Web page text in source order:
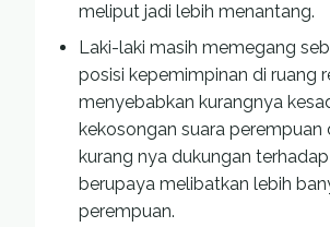
meliput jadi lebih menantang.
Laki-laki masih memegang
posisi kepemimpinan di ruang
menyebabkan kurangnya
kekosongan suara
kurang nya dukungan
berupaya melibatkan lebih
perempuan.